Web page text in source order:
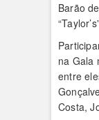
Barão
na Gala
entre
Costa,